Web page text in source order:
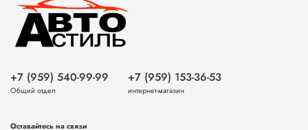
+7 (959) 540-99-99
Общий отдел
+7 (959) 153-36-53
интернет-магазин
Оставайтесь на связи